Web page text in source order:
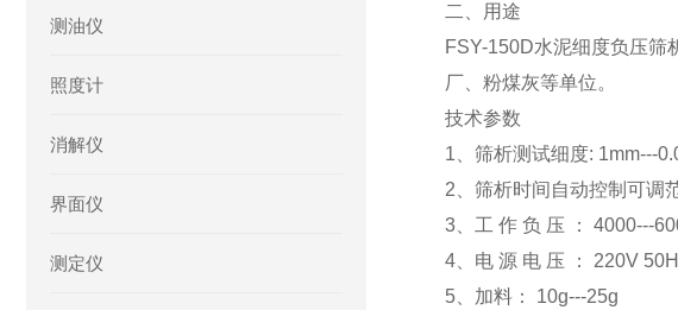
测油仪
照度计
消解仪
界面仪
测定仪
二、用途
FSY-150D水泥细度负压筛
厂、粉煤灰等单位。
技术参数
1、筛析测试细度: 1mm---
2、筛析时间自动控制可调
3、工 作 负 压 ： 4000---
4、电 源 电 压 ： 220V
5、加料： 10g---25g